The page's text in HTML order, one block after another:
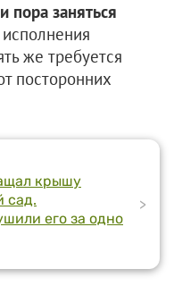
заняться
же требуется
посторонних
крышу
сад.
его за одно
>